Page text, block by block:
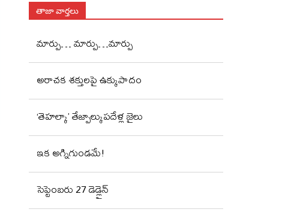
తాజా వార్తలు
మార్పు… మార్పు…మార్పు
అరాచక శక్తులపై ఉక్కుపాదం
‘తెహల్కా’ తేజ్పాల్కుపదేళ్ల జైలు
ఇక అగ్నిగుండమే!
సెప్టెంబరు 27 డెడ్లైన్